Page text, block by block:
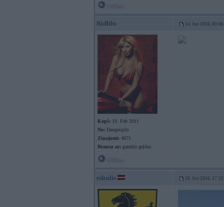
Ridlihs 14. Jun 2016, 00:06
Kopš: 19. Feb 2011
No: Daugavpils
Ziņojumi: 4671
Braucu ar: gandrīz geļiku
edzulis 20. Oct 2016, 17:32